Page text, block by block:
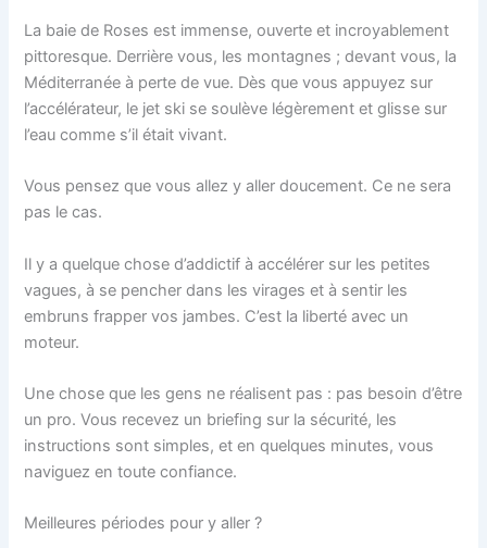
La baie de Roses est immense, ouverte et incroyablement
pittoresque. Derrière vous, les montagnes ; devant vous, la
Méditerranée à perte de vue. Dès que vous appuyez sur
l’accélérateur, le jet ski se soulève légèrement et glisse sur
l’eau comme s’il était vivant.
Vous pensez que vous allez y aller doucement. Ce ne sera
pas le cas.
Il y a quelque chose d’addictif à accélérer sur les petites
vagues, à se pencher dans les virages et à sentir les
embruns frapper vos jambes. C’est la liberté avec un
moteur.
Une chose que les gens ne réalisent pas : pas besoin d’être
un pro. Vous recevez un briefing sur la sécurité, les
instructions sont simples, et en quelques minutes, vous
naviguez en toute confiance.
Meilleures périodes pour y aller ?